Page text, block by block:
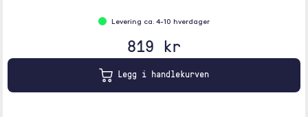
Levering ca. 4-10 hverdager
819 kr
Legg i handlekurven